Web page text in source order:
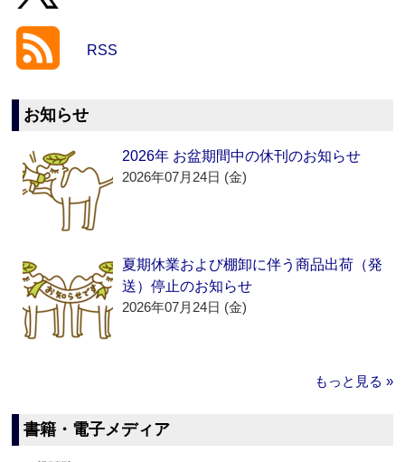
RSS
お知らせ
2026年 お盆期間中の休刊のお知らせ
2026年07月24日 (金)
夏期休業および棚卸に伴う商品出荷（発
送）停止のお知らせ
2026年07月24日 (金)
もっと見る »
書籍・電子メディア